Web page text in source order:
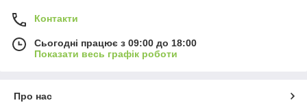
Контакти
Сьогодні працює з 09:00 до 18:00
Показати весь графік роботи
Про нас